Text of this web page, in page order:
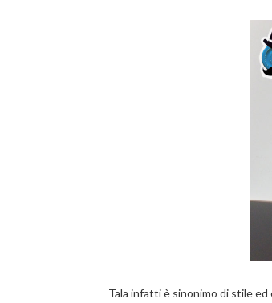
Tala infatti è sinonimo di stile ed